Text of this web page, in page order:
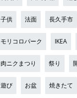
子供 法面 長久手市
モリコロパーク IKEA
肉ニクまつり 祭り
遊び お盆 焼きたて